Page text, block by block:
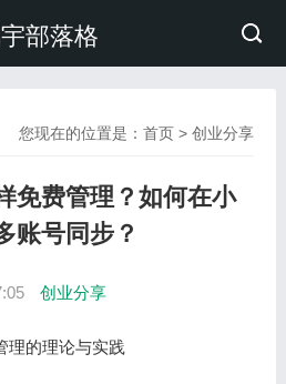
部落格
您现在的位置是：首页 >创业分享
免费管理？如何在小
账号同步？
创业分享
的理论与实践